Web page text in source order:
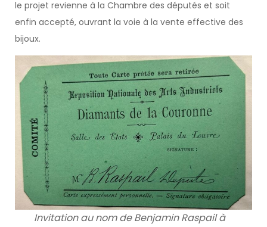
le projet revienne à la Chambre des députés et soit
enfin accepté, ouvrant la voie à la vente effective des
bijoux.
Invitation au nom de Benjamin Raspail à